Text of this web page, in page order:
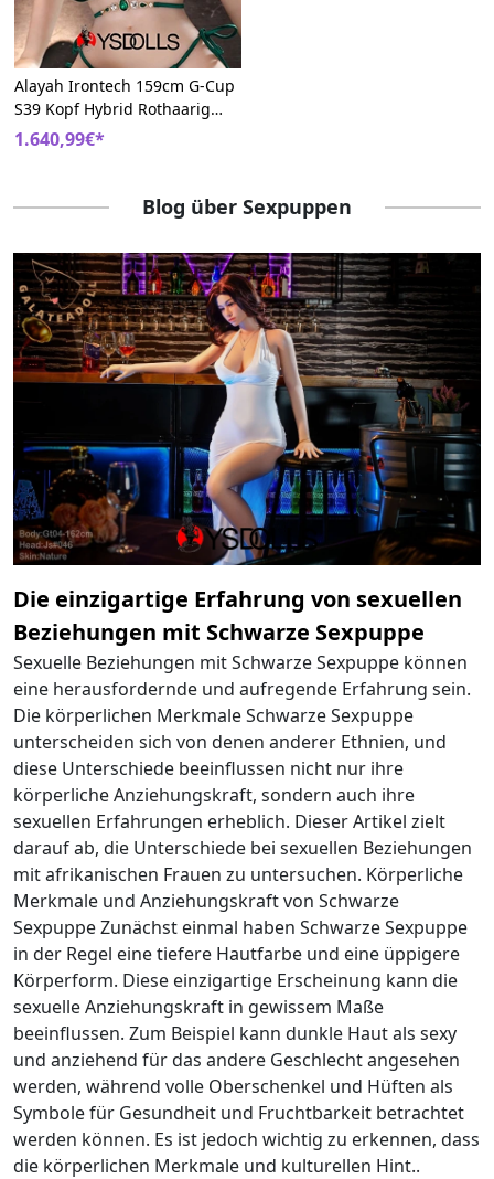
Alayah Irontech 159cm G-Cup
S39 Kopf Hybrid Rothaarig
BBW sexpuppem
1.640,99€*
Blog über Sexpuppen
Die einzigartige Erfahrung von sexuellen
Beziehungen mit Schwarze Sexpuppe
Sexuelle Beziehungen mit Schwarze Sexpuppe können
eine herausfordernde und aufregende Erfahrung sein.
Die körperlichen Merkmale Schwarze Sexpuppe
unterscheiden sich von denen anderer Ethnien, und
diese Unterschiede beeinflussen nicht nur ihre
körperliche Anziehungskraft, sondern auch ihre
sexuellen Erfahrungen erheblich. Dieser Artikel zielt
darauf ab, die Unterschiede bei sexuellen Beziehungen
mit afrikanischen Frauen zu untersuchen. Körperliche
Merkmale und Anziehungskraft von Schwarze
Sexpuppe Zunächst einmal haben Schwarze Sexpuppe
in der Regel eine tiefere Hautfarbe und eine üppigere
Körperform. Diese einzigartige Erscheinung kann die
sexuelle Anziehungskraft in gewissem Maße
beeinflussen. Zum Beispiel kann dunkle Haut als sexy
und anziehend für das andere Geschlecht angesehen
werden, während volle Oberschenkel und Hüften als
Symbole für Gesundheit und Fruchtbarkeit betrachtet
werden können. Es ist jedoch wichtig zu erkennen, dass
die körperlichen Merkmale und kulturellen Hint..